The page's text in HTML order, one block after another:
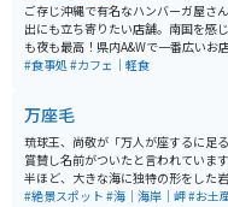
ご存じ沖縄で有名なハンバーガ屋さ
出にも立ち寄りたい店舗。南国を感
も夜も最高！県内A&Wで一番広いお
ーティワンも併設しており、各種グッ
#食事処 #カフェ｜軽食
万座毛
琉球王、尚敬が「万人が座するに足
賞賛し名前がついたと言われていま
半ほど、大きな海に独特の形をした
然スポットで、夕陽も綺麗です。 1人で景色を眺めるも
#絶景スポット #海｜海岸｜岬#お土